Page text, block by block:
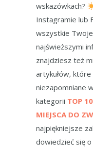
wskazówkach?
Instagramie lub
wszystkie
najświeższymi
znajdziesz też
artykułów,
niezapomniane
kategorii TOP 10
MIEJSCA DO
najpiękniejsze
dowiedzieć się